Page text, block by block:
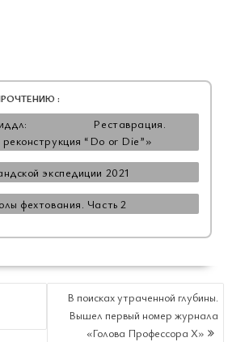
:
Реставрация.
“Do or Die”»
экспедиции 2021
фехтования. Часть 2
В поисках утраченной глубины.
Вышел первый номер журнала
«Голова Профессора X»